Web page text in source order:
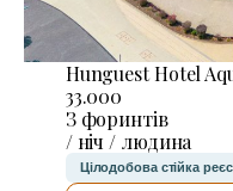
Hunguest Hotel
33.000
З форинтів
/ ніч / людина
Цілодобова стійка